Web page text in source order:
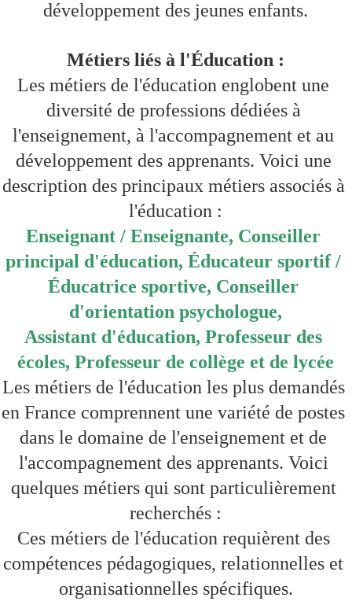
développement des jeunes enfants.
Métiers liés à l'Éducation :
Les métiers de l'éducation englobent une
diversité de professions dédiées à
l'enseignement, à l'accompagnement et au
développement des apprenants. Voici une
description des principaux métiers associés à
l'éducation :
Enseignant / Enseignante, Conseiller
principal d'éducation, Éducateur sportif /
Éducatrice sportive, Conseiller
d'orientation psychologue,
Assistant d'éducation, Professeur des
écoles, Professeur de collège et de lycée
Les métiers de l'éducation les plus demandés
en France comprennent une variété de postes
dans le domaine de l'enseignement et de
l'accompagnement des apprenants. Voici
quelques métiers qui sont particulièrement
recherchés :
Ces métiers de l'éducation requièrent des
compétences pédagogiques, relationnelles et
organisationnelles spécifiques.